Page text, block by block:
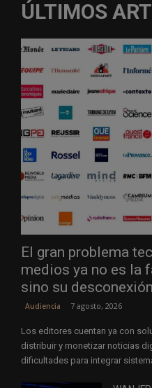
ÚLTIMOS
El gran problema
medios ya no es la
sino su desconexión
Audiencia 7 agosto, 2026
Los editores cuentan ya con
distribuir y monetizar noticias
dificultades para integrar